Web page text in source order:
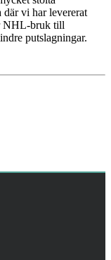
där vi har levererat
NHL-bruk till
putslagningar.